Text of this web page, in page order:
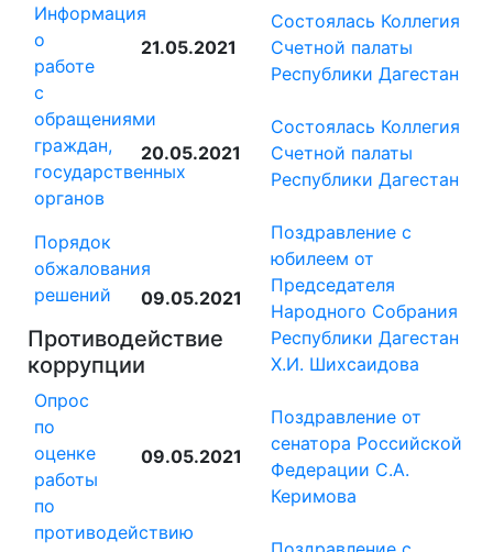
Информация
о
работе
с
обращениями
граждан,
государственных
органов
Порядок
обжалования
решений
Противодействие
коррупции
Опрос
по
оценке
работы
по
противодействию
21.05.2021
Состоялась Коллегия
Счетной палаты
Республики Дагестан
20.05.2021
Состоялась Коллегия
Счетной палаты
Республики Дагестан
09.05.2021
Поздравление c
юбилеем от
Председателя
Народного Собрания
Республики Дагестан
Х.И. Шихсаидова
09.05.2021
Поздравление от
сенатора Российской
Федерации С.А.
Керимова